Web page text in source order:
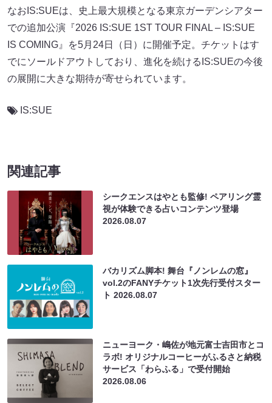
なおIS:SUEは、史上最大規模となる東京ガーデンシアター
での追加公演『2026 IS:SUE 1ST TOUR FINAL – IS:SUE
IS COMING』を5月24日（日）に開催予定。チケットはす
でにソールドアウトしており、進化を続けるIS:SUEの今後
の展開に大きな期待が寄せられています。
IS:SUE
関連記事
シークエンスはやとも監修! ペアリング霊
視が体験できる占いコンテンツ登場
2026.08.07
バカリズム脚本! 舞台『ノンレムの窓』
vol.2のFANYチケット1次先行受付スター
ト2026.08.07
ニューヨーク・嶋佐が地元富士吉田市とコ
ラボ! オリジナルコーヒーがふるさと納税
サービス「わらふる」で受付開始
2026.08.06